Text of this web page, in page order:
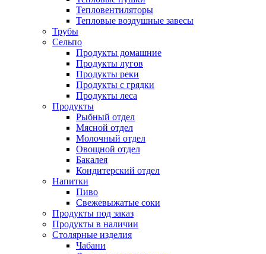
Тепловентиляторы
Тепловые воздушные завесы
Трубы
Сельпо
Продукты домашние
Продукты лугов
Продукты реки
Продукты с грядки
Продукты леса
Продукты
Рыбный отдел
Мясной отдел
Молочный отдел
Овощной отдел
Бакалея
Кондитерский отдел
Напитки
Пиво
Cвежевыжатые соки
Продукты под заказ
Продукты в наличии
Столярные изделия
Чабани